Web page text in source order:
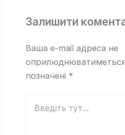
Залишити
Ваша e-mail адреса не
позначені *
тут...